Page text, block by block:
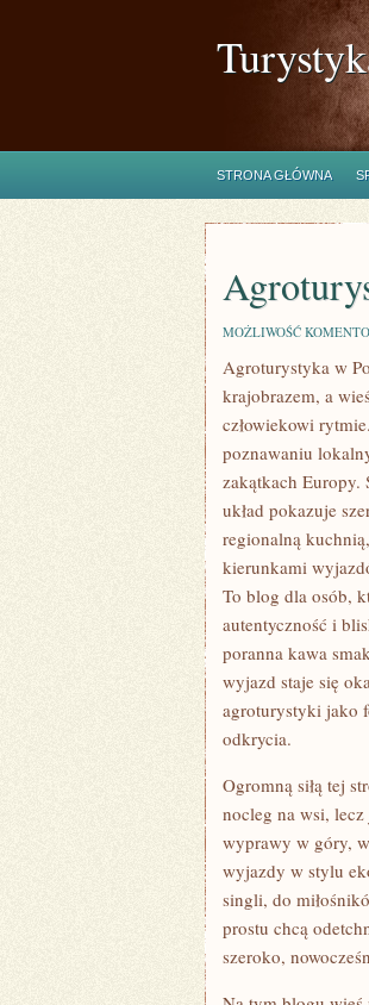
STRONA GŁÓWNA
MOŻLIWOŚĆ
Agroturystyka w
krajobrazem, a
człowiekowi
poznawaniu
zakątkach Europy.
układ pokazuje
regionalną
kierunkami
To blog dla osób,
autentyczność i
poranna kawa
wyjazd staje się
agroturystyki jako
odkrycia.
Ogromną siłą tej
nocleg na wsi,
wyprawy w góry,
wyjazdy w stylu
singli, do
prostu chcą
szeroko,